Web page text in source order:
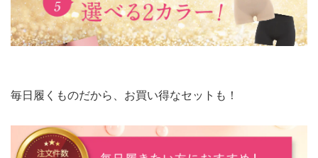
毎日履くものだから、お買い得なセットも！